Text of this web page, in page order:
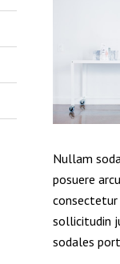
Nullam
posuere
sollicitudin
sodales